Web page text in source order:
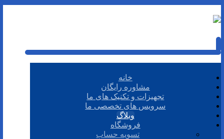
خانه
مشاوره رایگان
تجهیزات و تکنیک های ما
سرویس های تخصصی ما
وبلاگ
فروشگاه
تسویه حساب